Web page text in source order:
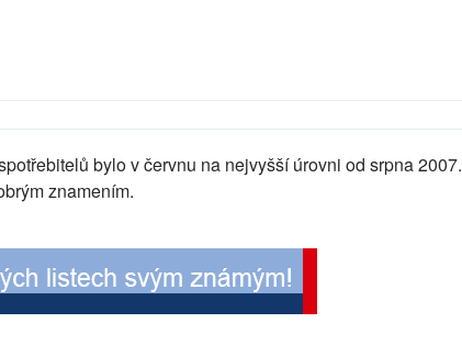
bylo v červnu na nejvyšší úrovni od srpna 2007.
znamením.